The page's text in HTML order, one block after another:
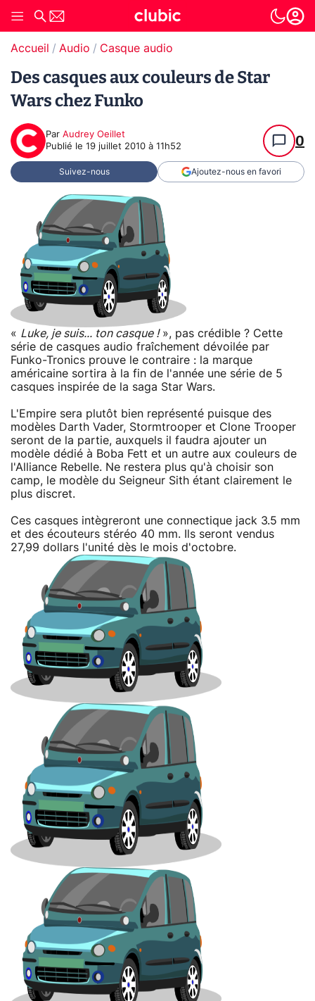
Accueil Audio Casque audio
Des casques aux couleurs de Star
Wars chez Funko
Par Audrey Oeillet
Publié le 19 juillet 2010 à 11h52 0
Suivez-nous Ajoutez-nous en favori
« Luke, je suis... ton casque !», pas crédible ? Cette
série de casques audio fraîchement dévoilée par
Funko-Tronics prouve le contraire : la marque
américaine sortira à la fin de l'année une série de 5
casques inspirée de la saga Star Wars.
L'Empire sera plutôt bien représenté puisque des
modèles Darth Vader, Stormtrooper et Clone Trooper
seront de la partie, auxquels il faudra ajouter un
modèle dédié à Boba Fett et un autre aux couleurs de
l'Alliance Rebelle. Ne restera plus qu'à choisir son
camp, le modèle du Seigneur Sith étant clairement le
plus discret.
Ces casques intègreront une connectique jack 3.5 mm
et des écouteurs stéréo 40 mm. Ils seront vendus
27,99 dollars l'unité dès le mois d'octobre.